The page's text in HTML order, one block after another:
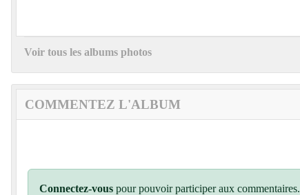
Voir tous les albums photos
COMMENTEZ L'ALBUM
Connectez-vous pour pouvoir participer aux commentaires.